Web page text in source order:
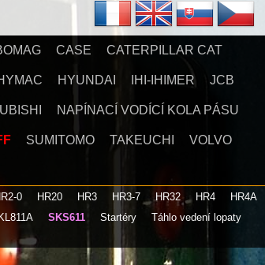
CASE CATERPILLAR CAT
HYUNDAI IHI-IHIMER JCB
NAPÍNACÍ VODÍCÍ KOLA PÁSU
SUMITOMO TAKEUCHI VOLVO
HR2-0 HR20 HR3 HR3-7 HR32 HR4
HR4A
SKS611 Startéry
Táhlo vedení lopaty